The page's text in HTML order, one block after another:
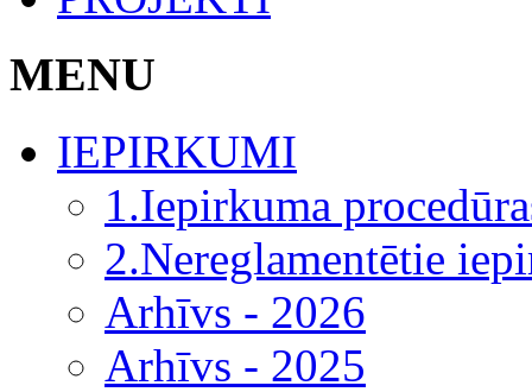
MENU
IEPIRKUMI
1.Iepirkuma
2.Nereglamentētie
Arhīvs - 2026
Arhīvs - 2025